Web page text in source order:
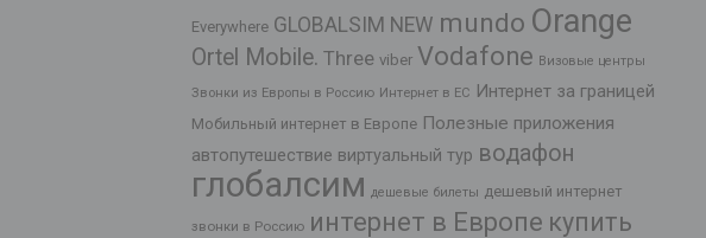
Everywhere GLOBALSIM NEW mundo Orange
Ortel Mobile. Three viber Vodafone Визовые центры
Звонки из Европы в Россию Интернет в ЕС Интернет за границей
Мобильный интернет в Европе Полезные приложения
автопутешествие виртуальный тур водафон
глобалсим дешевые билеты дешевый интернет
звонки в Россию интернет в Европе купить